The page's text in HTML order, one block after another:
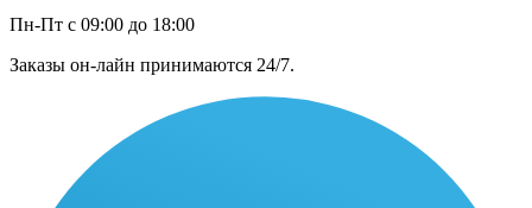
Пн-Пт с 09:00 до 18:00
Заказы он-лайн принимаются 24/7.